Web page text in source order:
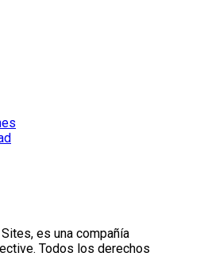
es una compañía
Todos los derechos